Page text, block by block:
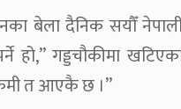
बेला दैनिक सयौँ
हो,” गड्डचौकीमा
त आएकै छ ।”